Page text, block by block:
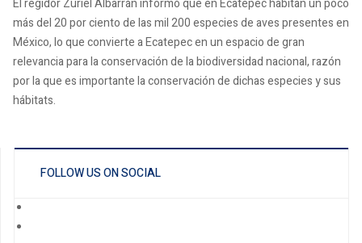
El regidor Zuriel Albarrán informó que en Ecatepec habitan un poco
más del 20 por ciento de las mil 200 especies de aves presentes en
México, lo que convierte a Ecatepec en un espacio de gran
relevancia para la conservación de la biodiversidad nacional, razón
por la que es importante la conservación de dichas especies y sus
hábitats.
FOLLOW US ON SOCIAL